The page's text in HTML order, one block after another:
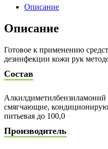
Описание
Описание
Готовое к применению
дезинфекции кожи рук
Состав
смягчающие,
питьевая до 100,0
Производитель